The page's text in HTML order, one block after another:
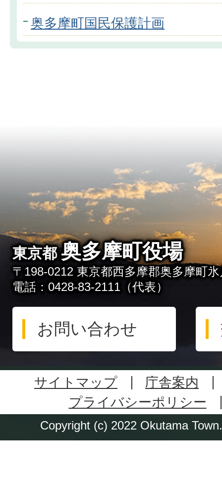
奥多摩町国民保護計画
東京都 奥多摩町役場
〒198-0212 東京都西多摩郡奥多摩町
電話：0428-83-2111（代表）
お問い合わせ
サイトマップ
庁舎案内
プライバシーポリシー
Copyright (c) 2022 Okutama